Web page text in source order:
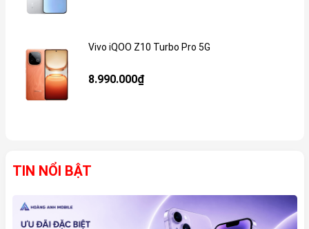
Vivo iQOO Z10 Turbo Pro 5G
8.990.000₫
TIN NỔI BẬT